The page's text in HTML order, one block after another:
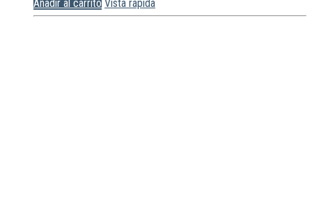
Añadir al carrito Vista rápida